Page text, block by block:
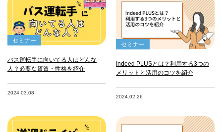
セミナー
バス運転手に向いてる人はどんな
人？必要な資質・性格を紹介
2024.03.08
セミナー
Indeed PLUSとは？利用する3つの
メリットと活用のコツを紹介
2024.02.26